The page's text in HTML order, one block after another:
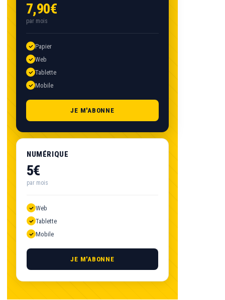
7,90€
par mois
Papier
Web
Tablette
Mobile
JE M'ABONNE
NUMÉRIQUE
5€
par mois
Web
Tablette
Mobile
JE M'ABONNE